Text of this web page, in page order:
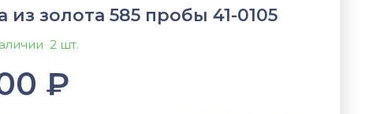
из золота 585 пробы 41-0105
2 шт.
₽